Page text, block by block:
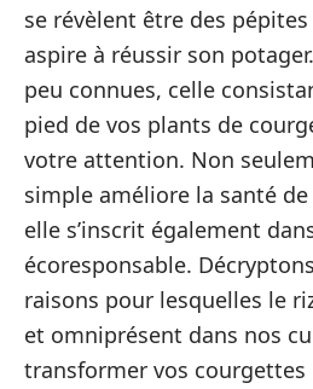
se révèlent être des
aspire à réussir son
peu connues, celle
pied de vos plants de
votre attention. Non
simple améliore la santé
elle s’inscrit également
écoresponsable.
raisons pour lesquelles le
et omniprésent dans nos
transformer vos courgettes